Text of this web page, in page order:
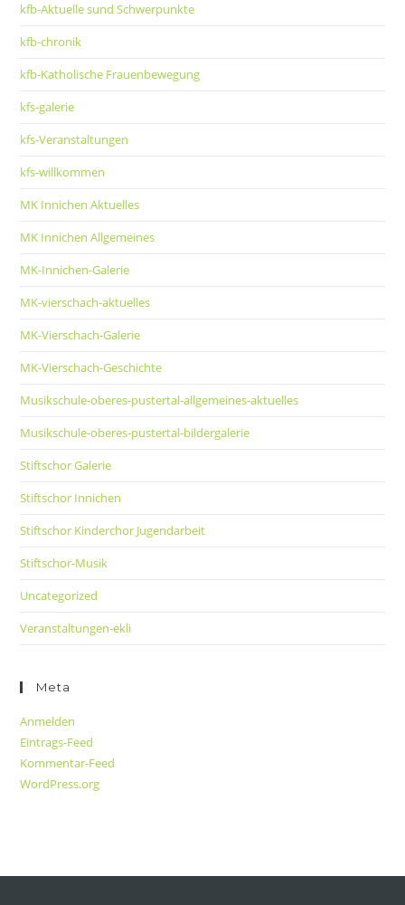
kfb-Aktuelle sund Schwerpunkte
kfb-chronik
kfb-Katholische Frauenbewegung
kfs-galerie
kfs-Veranstaltungen
kfs-willkommen
MK Innichen Aktuelles
MK Innichen Allgemeines
MK-Innichen-Galerie
MK-vierschach-aktuelles
MK-Vierschach-Galerie
MK-Vierschach-Geschichte
Musikschule-oberes-pustertal-allgemeines-aktuelles
Musikschule-oberes-pustertal-bildergalerie
Stiftschor Galerie
Stiftschor Innichen
Stiftschor Kinderchor Jugendarbeit
Stiftschor-Musik
Uncategorized
Veranstaltungen-ekli
Meta
Anmelden
Eintrags-Feed
Kommentar-Feed
WordPress.org